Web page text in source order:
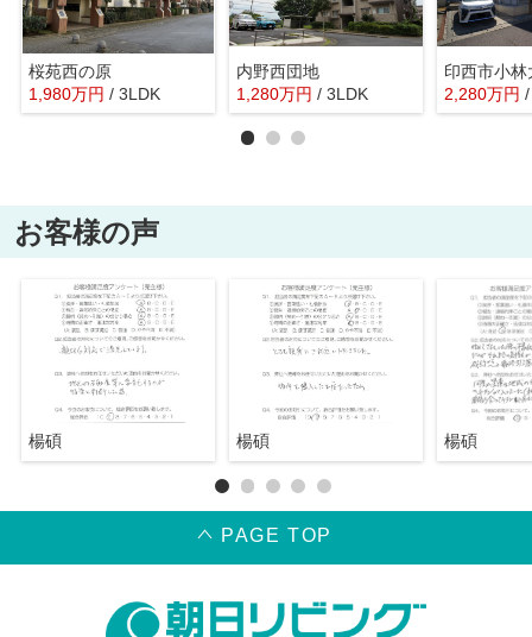
桜苑西の原
1,980万円 / 3LDK
内野西団地
1,280万円 / 3LDK 2,280万円
お客様の声
楊碩 楊碩 楊碩
PAGE TOP